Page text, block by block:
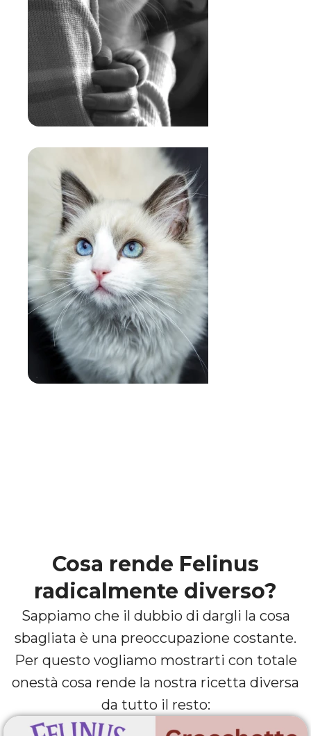
SALUTE:
Proteggerlo da intolleranze,
allergie, infiammazioni
Cosa rende Felinus
radicalmente diverso?
Sappiamo che il dubbio di dargli la cosa
sbagliata è una preoccupazione costante.
Per questo vogliamo mostrarti con totale
onestà cosa rende la nostra ricetta diversa
da tutto il resto: